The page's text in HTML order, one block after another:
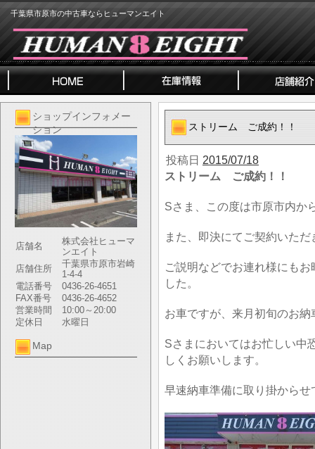
千葉県市原市の中古車ならヒューマンエイト
ショップインフォメー
ション
店舗名
株式会社ヒューマ
ンエイト
店舗住所
千葉県市原市岩崎
1-4-4
電話番号
0436-26-4651
FAX番号
0436-26-4652
営業時間
10:00～20:00
定休日
水曜日
Map
ストリーム ご成約！！
投稿日 2015/07/18
ストリーム ご成約！！
Sさま、この度は市原市内か
また、即決にてご契約いた
ご説明などでお連れ様にも
した。
お車ですが、来月初旬のお
Sさまにおいてはお忙しい中
しくお願いします。
早速納車準備に取り掛から